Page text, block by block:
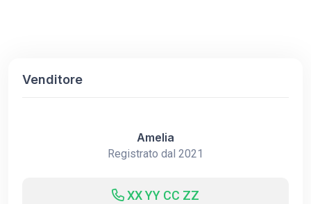
Venditore
Amelia
Registrato dal 2021
XX YY CC ZZ